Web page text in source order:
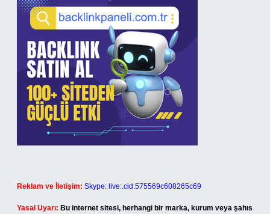
Reklam ve İletişim: Skype: live:.cid.575569c608265c69
Yasal Uyarı: Bu internet sitesi, herhangi bir marka, kurum veya şahıs